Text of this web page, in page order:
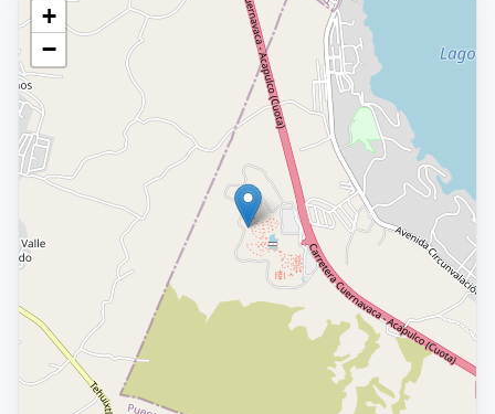
+
−